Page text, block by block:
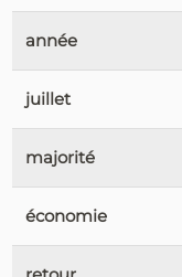
année
juillet
majorité
économie